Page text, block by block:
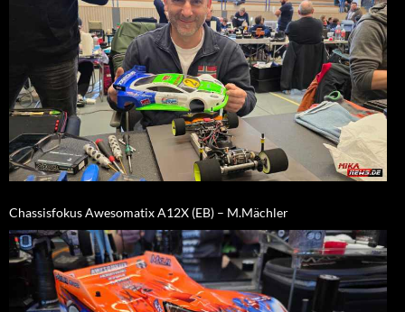
Chassisfokus Awesomatix A12X (EB) – M.Mächler